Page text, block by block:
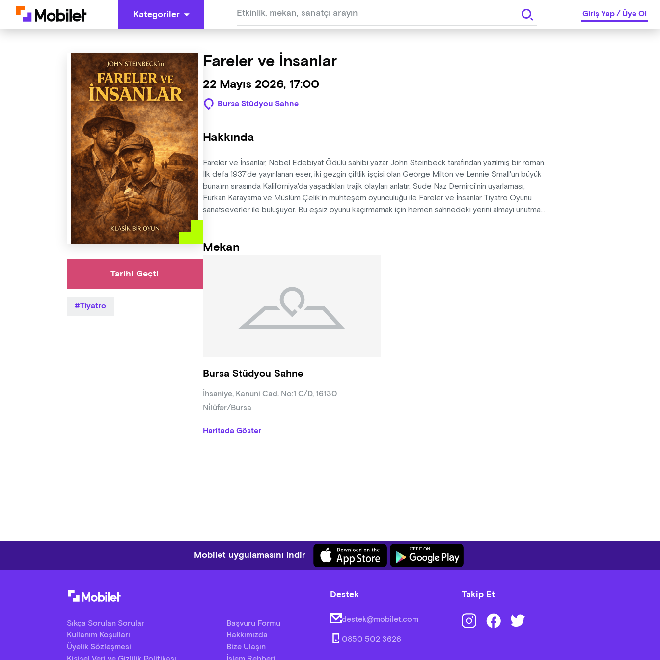
Kategoriler Giriş Yap/Üye Ol
Tarihi Geçti
Tiyatro
Fareler ve İnsanlar
22 Mayıs 2026, 17:00
Bursa Stüdyou Sahne
Hakkında
Fareler ve İnsanlar, Nobel Edebiyat Ödülü sahibi yazar John Steinbeck tarafından yazılmış bir roman.
İlk defa 1937'de yayınlanan eser, iki gezgin çiftlik işçisi olan George Milton ve Lennie Small'un büyük
bunalım sırasında Kaliforniya'da yaşadıkları trajik olayları anlatır. Sude Naz Demirci'nin uyarlaması,
Furkan Karayama ve Müslüm Çelik'in muhteşem oyunculuğu ile Fareler ve İnsanlar Tiyatro Oyunu
sanatseverler ile buluşuyor. Bu eşsiz oyunu kaçırmamak için hemen sahnedeki yerini almayı unutma...
Mekan
Bursa Stüdyou Sahne
İhsaniye, Kanuni Cad. No:1 C/D, 16130
Ni̇lüfer/Bursa
Haritada Göster
Mobilet uygulamasını indir
Sıkça Sorulan Sorular
Kullanım Koşulları
Üyelik Sözleşmesi
Başvuru Formu
Hakkımızda
Bize Ulaşın
Destek
destek@mobilet.com
0850 502 3626
Takip Et